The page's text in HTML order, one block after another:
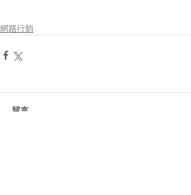
網路行銷
留言